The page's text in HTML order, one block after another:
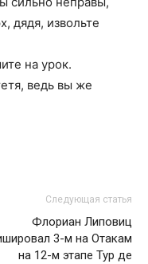
дядя, извольте
на урок.
ведь вы же
Следующая статья
Флориан Липовиц
3-м на Отакам
на 12-м этапе Тур де